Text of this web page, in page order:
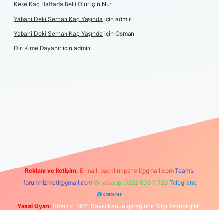
Kese Kaç Haftada Belli Oluriçin Nur
Yabani Deki Serhan Kaç Yaşında için admin
Yabani Deki Serhan Kaç Yaşında için Osman
Din Kime Dayanıriçin admin
Reklam ve İletişim: E-mail: backlinkpaneli@gmail.com Teams:
forumhizmeti@gmail.com Whatsapp: 0262 606 0 726 Telegram:
@karabul
Yasal Uyarı: Sitemiz, 5651 Sayılı Kanun gereğince Bilgi Teknolojileri